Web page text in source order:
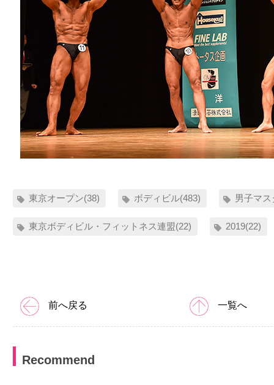
東京オープン(38) ボディビル(483) 男子マ
東京ボディビル・フィットネス連盟(22) 2019(22)
前へ戻る 一覧へ
Recommend